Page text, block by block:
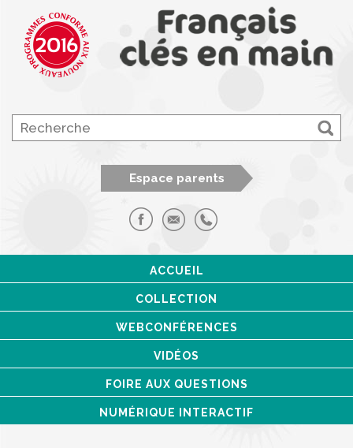
Espace parents
ACCUEIL
COLLECTION
WEBCONFÉRENCES
VIDÉOS
FOIRE AUX QUESTIONS
NUMÉRIQUE INTERACTIF